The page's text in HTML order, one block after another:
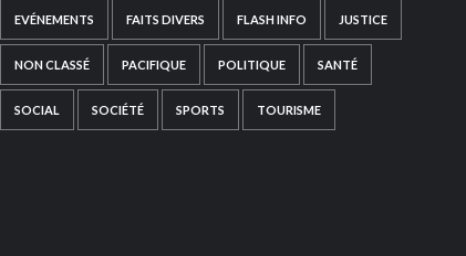
EVÉNEMENTS FAITS DIVERS FLASH INFO JUSTICE
NON CLASSÉ PACIFIQUE POLITIQUE SANTÉ
SOCIAL SOCIÉTÉ SPORTS TOURISME